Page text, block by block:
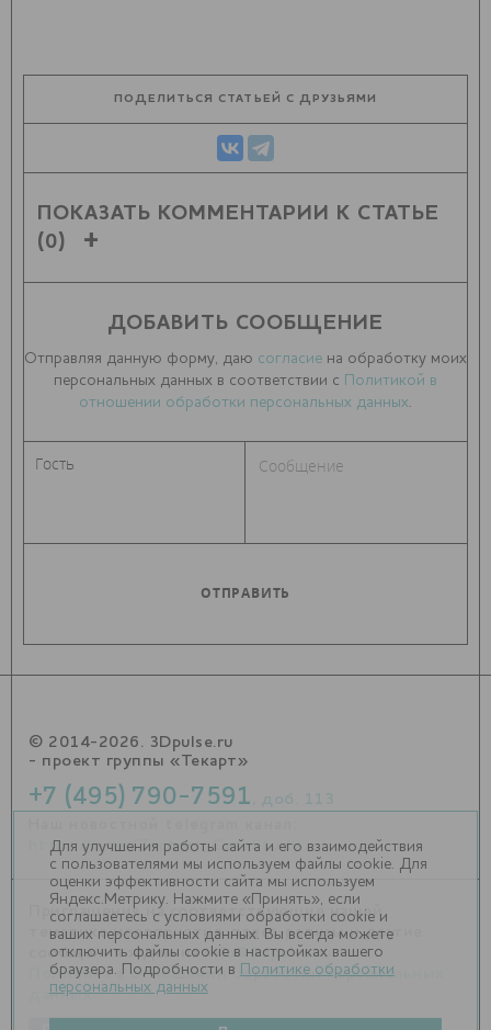
ПОДЕЛИТЬСЯ СТАТЬЕЙ С ДРУЗЬЯМИ
ПОКАЗАТЬ КОММЕНТАРИИ К СТАТЬЕ
(0)
ДОБАВИТЬ СООБЩЕНИЕ
Отправляя данную форму, даю согласие на обработку моих
персональных данных в соответствии с
Политикой в
отношении обработки персональных данных.
© 2014-2026. 3Dpulse.ru
- проект группы «Текарт»
+7 (495) 790-7591
https://t.me/Techart_CaseStudy
Приглашения на соответствующие нашей
тематике мероприятия, пресс-релизы и другие
сообщения ждем наinfo@3dpulse.ru .
Политика в отношении обработки персональных
данных
Для улучшения работы сайта и его взаимодействия
с пользователями мы используем файлы cookie. Для
оценки эффективности сайта мы используем
Яндекс.Метрику. Нажмите «Принять», если
соглашаетесь с условиями обработки cookie и
ваших персональных данных. Вы всегда можете
отключить файлы cookie в настройках вашего
браузера. Подробности в
Политике обработки
персональных данных